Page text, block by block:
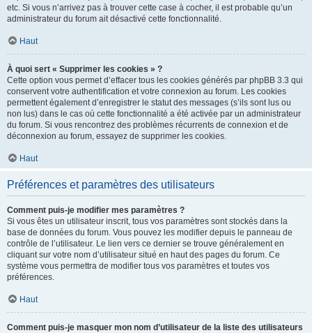
etc. Si vous n’arrivez pas à trouver cette case à cocher, il est probable qu’un
administrateur du forum ait désactivé cette fonctionnalité.
Haut
À quoi sert « Supprimer les cookies » ?
Cette option vous permet d’effacer tous les cookies générés par phpBB 3.3 qui
conservent votre authentification et votre connexion au forum. Les cookies
permettent également d’enregistrer le statut des messages (s’ils sont lus ou
non lus) dans le cas où cette fonctionnalité a été activée par un administrateur
du forum. Si vous rencontrez des problèmes récurrents de connexion et de
déconnexion au forum, essayez de supprimer les cookies.
Haut
Préférences et paramètres des utilisateurs
Comment puis-je modifier mes paramètres ?
Si vous êtes un utilisateur inscrit, tous vos paramètres sont stockés dans la
base de données du forum. Vous pouvez les modifier depuis le panneau de
contrôle de l’utilisateur. Le lien vers ce dernier se trouve généralement en
cliquant sur votre nom d’utilisateur situé en haut des pages du forum. Ce
système vous permettra de modifier tous vos paramètres et toutes vos
préférences.
Haut
Comment puis-je masquer mon nom d’utilisateur de la liste des utilisateurs